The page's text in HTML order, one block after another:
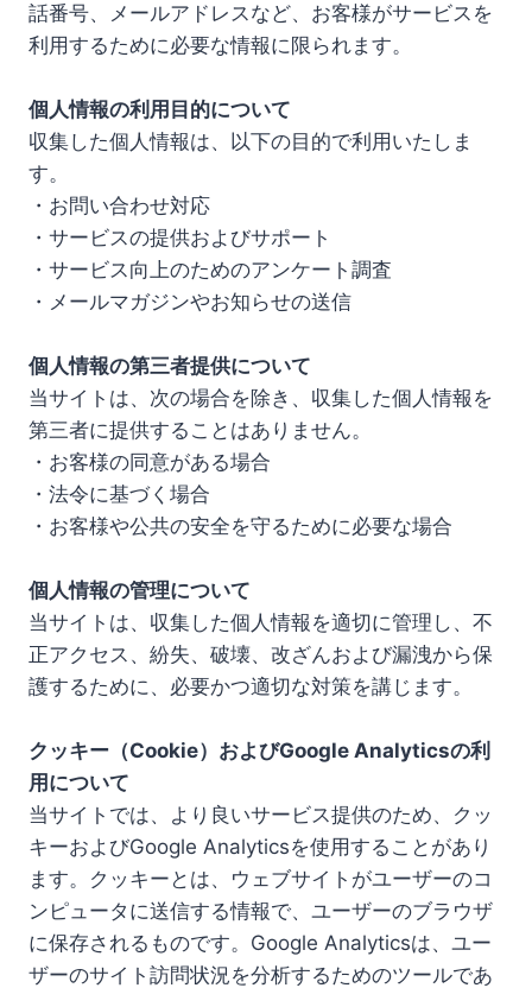
話番号、メールアドレスなど、お客様がサービスを
利用するために必要な情報に限られます。
個人情報の利用目的について
収集した個人情報は、以下の目的で利用いたしま
す。
・お問い合わせ対応
・サービスの提供およびサポート
・サービス向上のためのアンケート調査
・メールマガジンやお知らせの送信
個人情報の第三者提供について
当サイトは、次の場合を除き、収集した個人情報を
第三者に提供することはありません。
・お客様の同意がある場合
・法令に基づく場合
・お客様や公共の安全を守るために必要な場合
個人情報の管理について
当サイトは、収集した個人情報を適切に管理し、不
正アクセス、紛失、破壊、改ざんおよび漏洩から保
護するために、必要かつ適切な対策を講じます。
クッキー（Cookie）およびGoogle Analyticsの利
用について
当サイトでは、より良いサービス提供のため、クッ
キーおよびGoogle Analyticsを使用することがあり
ます。クッキーとは、ウェブサイトがユーザーのコ
ンピュータに送信する情報で、ユーザーのブラウザ
に保存されるものです。Google Analyticsは、ユー
ザーのサイト訪問状況を分析するためのツールであ